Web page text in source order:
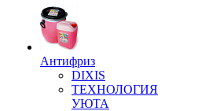
Антифриз
DIXIS
ТЕХНОЛОГИЯ
УЮТА